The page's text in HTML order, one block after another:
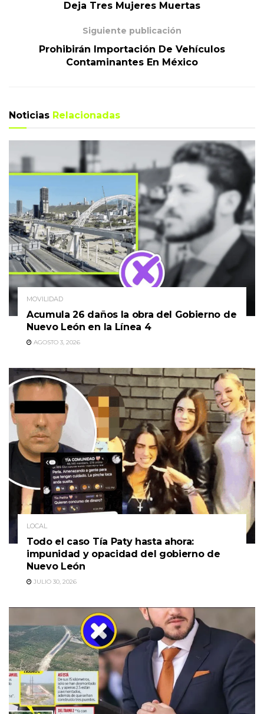
Deja Tres Mujeres Muertas
Siguiente publicación
Prohibirán Importación De Vehículos
Contaminantes En México
Noticias Relacionadas
MOVILIDAD
Acumula 26 daños la obra del Gobierno de
Nuevo León en la Línea 4
AGOSTO 3, 2026
LOCAL
Todo el caso Tía Paty hasta ahora:
impunidad y opacidad del gobierno de
Nuevo León
JULIO 30, 2026